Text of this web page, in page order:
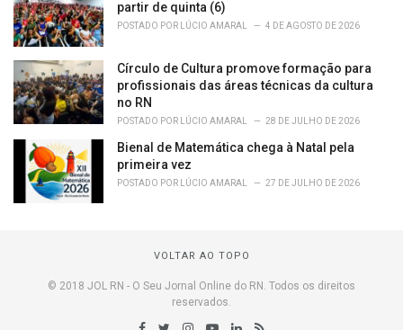
partir de quinta (6)
POSTADO POR LÚCIO AMARAL 4 DE AGOSTO DE 2026
Círculo de Cultura promove formação para
profissionais das áreas técnicas da cultura
no RN
POSTADO POR LÚCIO AMARAL 28 DE JULHO DE 2026
Bienal de Matemática chega à Natal pela
primeira vez
POSTADO POR LÚCIO AMARAL 27 DE JULHO DE 2026
VOLTAR AO TOPO
© 2018 JOL RN - O Seu Jornal Online do RN. Todos os direitos
reservados.